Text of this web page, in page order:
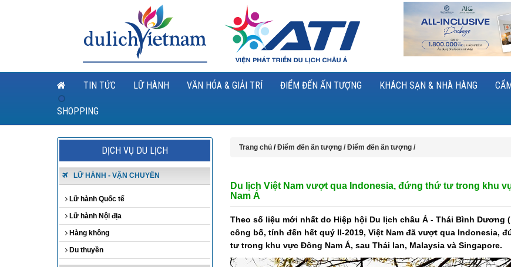
TIN TỨC LỮ HÀNH VĂN HÓA & GIẢI TRÍ ĐIỂM ĐẾN ẤN TƯỢNG KHÁCH SẠN & NHÀ HÀNG
SHOPPING
DỊCH VỤ DU LỊCH
LỮ HÀNH - VẬN CHUYỂN
Lữ hành Quốc tế
Lữ hành Nội địa
Hàng không
Du thuyền
Trang chủ /Điểm đến ấn tượng /Điểm đến ấn tượng /
Du lịch Việt Nam vượt qua Indonesia, đứng thứ tư trong khu
Nam Á
Theo số liệu mới nhất do Hiệp hội Du lịch châu Á - Thái Bình Dương
công bố, tính đến hết quý II-2019, Việt Nam đã vượt qua Indonesia,
tư trong khu vực Đông Nam Á, sau Thái lan, Malaysia và Singapore.